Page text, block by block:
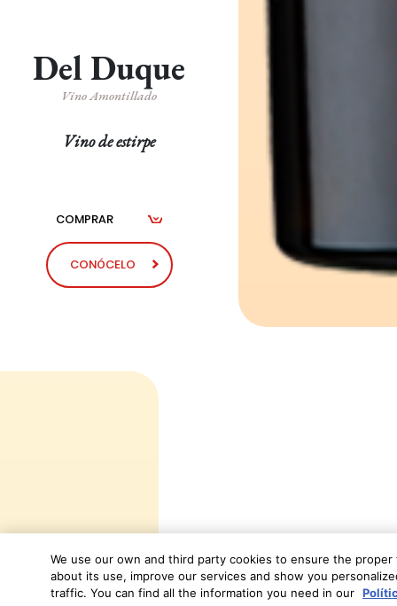
Del Duque
Vino Amontillado
Vino de estirpe
COMPRAR
CONÓCELO
We use our own and third party cookies to ensure the
about its use, improve our services and show you
traffic. You can find all the information you need in our